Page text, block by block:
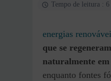
Tempo de leitura :
energias
que se regeneram
naturalmente
enquanto fontes